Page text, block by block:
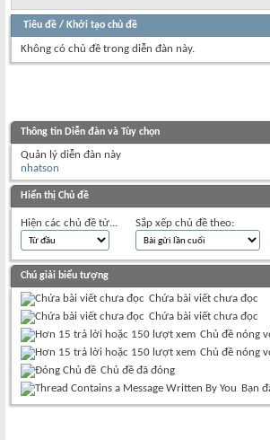
Tiêu đề / Khởi tạo chủ đề
Không có chủ đề trong diễn đàn này.
Thông tin Diễn đàn và Tùy chọn
Quản lý diễn đàn này
nhatson
Hiển thị Chủ đề
Hiện các chủ đề từ... Sắp xếp chủ đề theo:
Chú giải biểu tượng
Chứa bài viết chưa đọc
Chứa bài viết chưa đọc
Chủ đề nóng
Chủ đề nóng
Chủ đề đã đóng
Bạn